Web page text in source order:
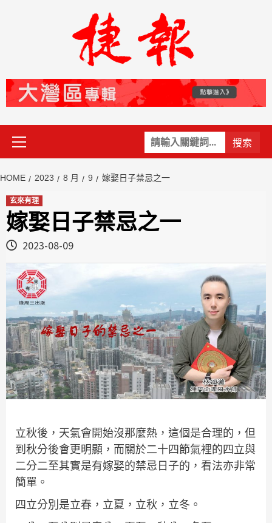
關
鍵
Primary
Menu
HOME 2023 8 月 9 嫁娶日子禁忌之一
玄來有理
嫁娶日子禁忌之一
2023-08-09
立秋後，天氣會開始沒那麼熱，這個是合理的，但
到秋分後會更明顯，而關於二十四節氣裡的四立與
二分二至其實是有嫁娶的禁忌日子的，看法亦非常
簡單。
四立分別是立春，立夏，立秋，立冬。